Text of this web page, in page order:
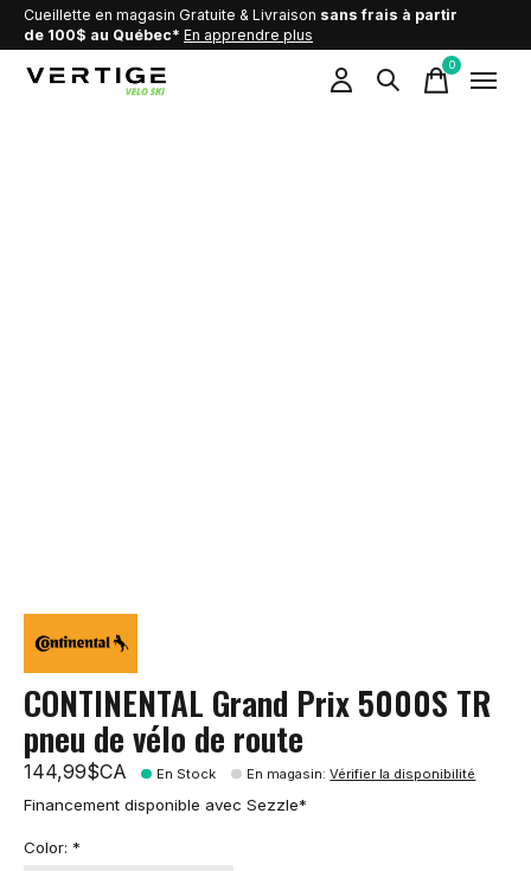
Cueillette en magasin Gratuite & Livraison sans frais à partir
de 100$ au Québec* En apprendre plus
0items
CONTINENTAL Grand Prix 5000S TR
pneu de vélo de route
144,99$CA En Stock En magasin:Vérifier la disponibilité
Financement disponible avec Sezzle*
Color: *